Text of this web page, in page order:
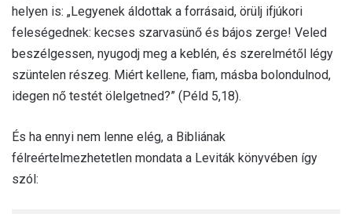
helyen is: „Legyenek áldottak a forrásaid, örülj ifjúkori
feleségednek: kecses szarvasünő és bájos zerge! Veled
beszélgessen, nyugodj meg a keblén, és szerelmétől légy
szüntelen részeg. Miért kellene, fiam, másba bolondulnod,
idegen nő testét ölelgetned?” (Péld 5,18).
És ha ennyi nem lenne elég, a Bibliának
félreértelmezhetetlen mondata a Leviták könyvében így
szól: